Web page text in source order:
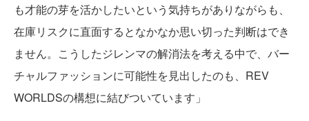
も才能の芽を活かしたいという気持ちがありながらも、
在庫リスクに直面するとなかなか思い切った判断はでき
ません。こうしたジレンマの解消法を考える中で、バー
チャルファッションに可能性を見出したのも、REV
WORLDSの構想に結びついています」